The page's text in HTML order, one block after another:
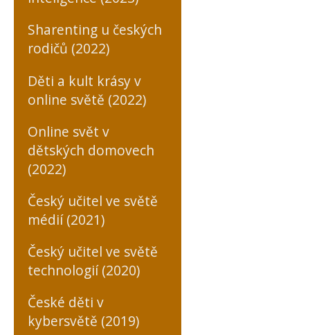
Sharenting u českých
rodičů (2022)
Děti a kult krásy v
online světě (2022)
Online svět v
dětských domovech
(2022)
Český učitel ve světě
médií (2021)
Český učitel ve světě
technologií (2020)
České děti v
kybersvětě (2019)